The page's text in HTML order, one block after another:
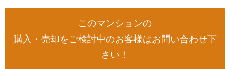
このマンションの
購入・売却をご検討中のお客様はお問い合わせ下
さい！